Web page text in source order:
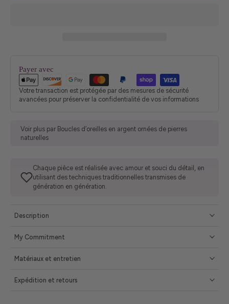
Payer avec
Votre transaction est protégée par des mesures de sécurité
avancées pour préserver la confidentialité de vos informations
Voir plus par Boucles d’oreilles en argent ornées de pierres
naturelles
Chaque pièce est réalisée avec amour et souci du détail, en
utilisant des techniques traditionnelles transmises de
génération en génération.
Description
My Commitment
Matériaux et entretien
Expédition et retours